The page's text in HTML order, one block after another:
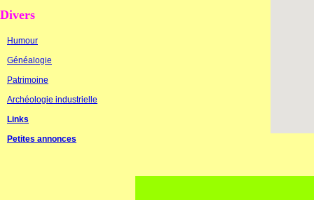
Divers
Humour
Généalogie
Patrimoine
Archéologie industrielle
Links
Petites annonces